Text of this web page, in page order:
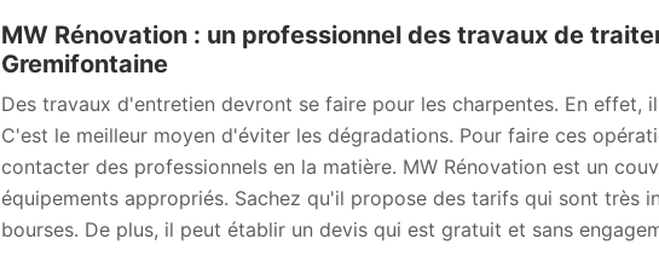
MW Rénovation : un professionnel des travaux de
Gremifontaine
Des travaux d'entretien devront se faire pour les charpentes. En effet,
C'est le meilleur moyen d'éviter les dégradations. Pour faire ces
contacter des professionnels en la matière. MW Rénovation est un
équipements appropriés. Sachez qu'il propose des tarifs qui sont très
bourses. De plus, il peut établir un devis qui est gratuit et sans